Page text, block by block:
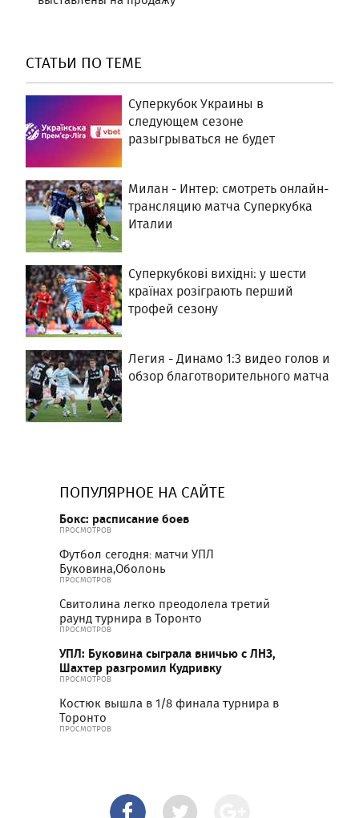
СТАТЬИ ПО ТЕМЕ
Суперкубок Украины в
следующем сезоне
разыгрываться не будет
Милан - Интер: смотреть онлайн-
трансляцию матча Суперкубка
Италии
Суперкубкові вихідні: у шести
країнах розіграють перший
трофей сезону
Легия - Динамо 1:3 видео голов и
обзор благотворительного матча
ПОПУЛЯРНОЕ НА САЙТЕ
Бокс: расписание боев
ПРОСМОТРОВ
Футбол сегодня: матчи УПЛ
Буковина,Оболонь
ПРОСМОТРОВ
Свитолина легко преодолела третий
раунд турнира в Торонто
ПРОСМОТРОВ
УПЛ: Буковина сыграла вничью с ЛНЗ,
Шахтер разгромил Кудривку
ПРОСМОТРОВ
Костюк вышла в 1/8 финала турнира в
Торонто
ПРОСМОТРОВ